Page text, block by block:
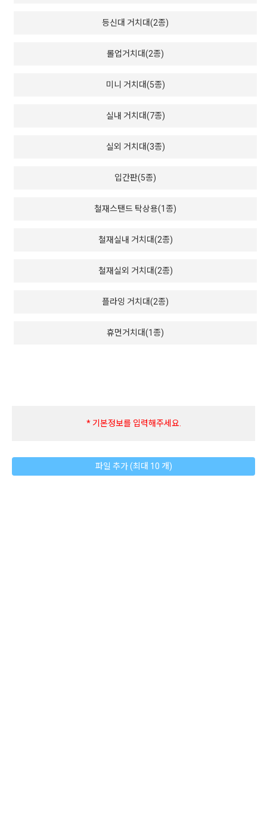
등신대 거치대(2종)
롤업거치대(2종)
미니 거치대(5종)
실내 거치대(7종)
실외 거치대(3종)
입간판(5종)
철재스탠드 탁상용(1종)
철재실내 거치대(2종)
철재실외 거치대(2종)
플라잉 거치대(2종)
휴먼거치대(1종)
* 기본정보를 입력해주세요.
파일 추가 (최대 10 개)